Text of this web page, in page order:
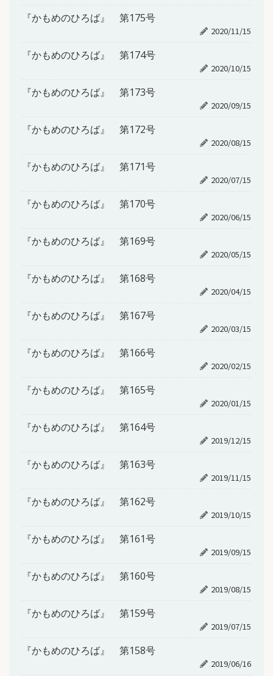
『かもめのひろば』 第175号
2020/11/15
『かもめのひろば』 第174号
2020/10/15
『かもめのひろば』 第173号
2020/09/15
『かもめのひろば』 第172号
2020/08/15
『かもめのひろば』 第171号
2020/07/15
『かもめのひろば』 第170号
2020/06/15
『かもめのひろば』 第169号
2020/05/15
『かもめのひろば』 第168号
2020/04/15
『かもめのひろば』 第167号
2020/03/15
『かもめのひろば』 第166号
2020/02/15
『かもめのひろば』 第165号
2020/01/15
『かもめのひろば』 第164号
2019/12/15
『かもめのひろば』 第163号
2019/11/15
『かもめのひろば』 第162号
2019/10/15
『かもめのひろば』 第161号
2019/09/15
『かもめのひろば』 第160号
2019/08/15
『かもめのひろば』 第159号
2019/07/15
『かもめのひろば』 第158号
2019/06/16